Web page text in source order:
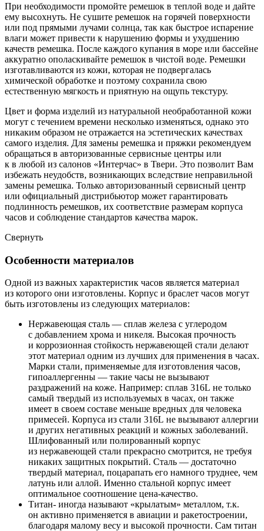
При необходимости промойте ремешок в теплой воде и дайте
ему высохнуть. Не сушите ремешок на горячей поверхности
или под прямыми лучами солнца, так как быстрое испарение
влаги может привести к нарушению формы и ухудшению
качеств ремешка. После каждого купания в море или бассейне
аккуратно ополаскивайте ремешок в чистой воде. Ремешки
изготавливаются из кожи, которая не подвергалась
химической обработке и поэтому сохранила свою
естественную мягкость и приятную на ощупь текстуру.
Цвет и форма изделий из натуральной необработанной кожи
могут с течением времени несколько изменяться, однако это
никаким образом не отражается на эстетических качествах
самого изделия. Для замены ремешка и пряжки рекомендуем
обращаться в авторизованные сервисные центры или
к в любой из салонов «Интерчас» в Твери. Это позволит Вам
избежать неудобств, возникающих вследствие неправильной
замены ремешка. Только авторизованный сервисный центр
или официальный дистрибьютор может гарантировать
подлинность ремешков, их соответствие размерам корпуса
часов и соблюдение стандартов качества марок.
Свернуть
Особенности материалов
Одной из важных характеристик часов является материал
из которого они изготовлены. Корпус и браслет часов могут
быть изготовлены из следующих материалов:
Нержавеющая сталь — сплав железа с углеродом
с добавлением хрома и никеля. Высокая прочность
и коррозионная стойкость нержавеющей стали делают
этот материал одним из лучших для применения в часах.
Марки стали, применяемые для изготовления часов,
гипоаллергенны — такие часы не вызывают
раздражений на коже. Например: сплав 316L не только
самый твердый из используемых в часах, он также
имеет в своем составе меньше вредных для человека
примесей. Корпуса из стали 316L не вызывают аллергии
и других негативных реакций и кожных заболеваний.
Шлифованный или полированный корпус
из нержавеющей стали прекрасно смотрится, не требуя
никаких защитных покрытий. Сталь — достаточно
твердый материал, поцарапать его намного труднее, чем
латунь или аллой. Именно стальной корпус имеет
оптимальное соотношение цена-качество.
Титан- иногда называют «крылатым» металлом, т.к.
он активно применяется в авиации и ракетостроении,
благодаря малому весу и высокой прочности. Сам титан